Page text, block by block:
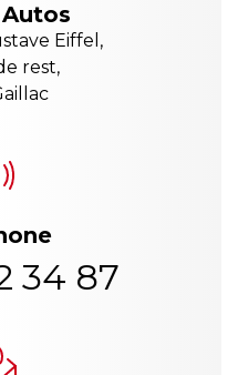
Eiffel,
rest,
34 87